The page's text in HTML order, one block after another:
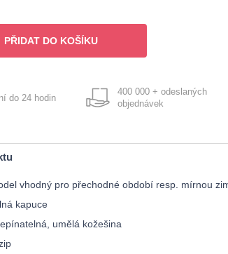
PŘIDAT DO KOŠÍKU
do 24 hodin
400 000 + odeslaných
objednávek
vhodný pro přechodné období resp. mírnou
kapuce
umělá kožešina